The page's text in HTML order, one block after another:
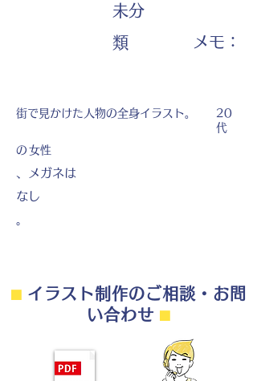
未分
類
​メモ：
街で見かけた人物の全身イラスト。
20
代
の 女性
、メガネは
なし
。
⬛︎イラスト制作のご相談・お問
い合わせ ⬛︎